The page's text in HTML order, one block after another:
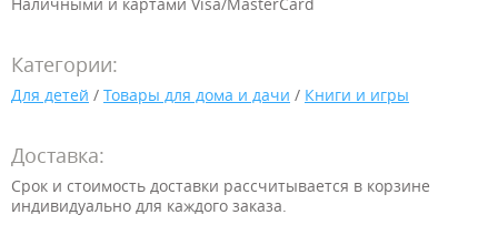
Категории:
Для детей / Товары для дома и дачи / Книги и игры
Доставка:
Срок и стоимость доставки рассчитывается в корзине
индивидуально для каждого заказа.